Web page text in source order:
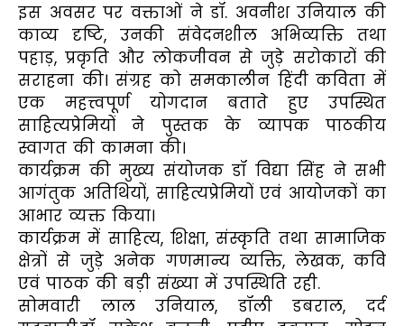
इस अवसर पर वक्ताओं ने डॉ. अवनीश उनियाल की
काव्य दृष्टि, उनकी संवेदनशील अभिव्यक्ति तथा
पहाड़, प्रकृति और लोकजीवन से जुड़े सरोकारों की
सराहना की। संग्रह को समकालीन हिंदी कविता में
एक महत्त्वपूर्ण योगदान बताते हुए उपस्थित
साहित्यप्रेमियों ने पुस्तक के व्यापक पाठकीय
स्वागत की कामना की।
कार्यक्रम की मुख्य संयोजक डॉ विद्या सिंह ने सभी
आगंतुक अतिथियों, साहित्यप्रेमियों एवं आयोजकों का
आभार व्यक्त किया।
कार्यक्रम में साहित्य, शिक्षा, संस्कृति तथा सामाजिक
क्षेत्रों से जुड़े अनेक गणमान्य व्यक्ति, लेखक, कवि
एवं पाठक की बड़ी संख्या में उपस्थिति रही.
सोमवारी लाल उनियाल, डॉली डबराल, दर्द